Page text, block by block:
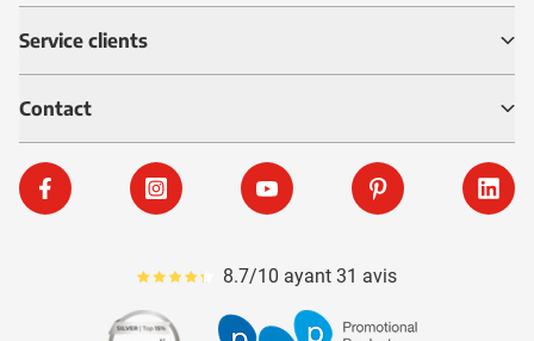
Service clients
Contact
Facebook Instagram YouTube Pinterest
Le pourcentage moyen d'avis est de 87
8.7/10 ayant 31 avis